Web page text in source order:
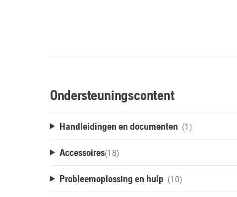
Ondersteuningscontent
Handleidingen en documenten (1)
Accessoires(18)
Probleemoplossing en hulp (10)